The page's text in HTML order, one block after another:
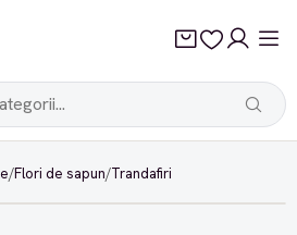
/Flori de sapun/Trandafiri